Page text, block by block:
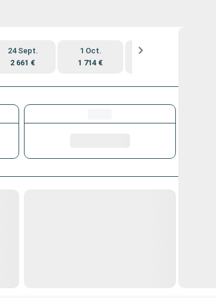
24 Sept.
2 661 €
1 Oct.
1 714 €